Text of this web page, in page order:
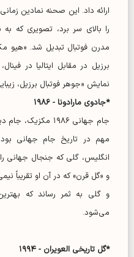
ارائه داد. این صحنه نمادین
را بالای سر برد، تصویری که
مدرن فوتبال تبدیل شد. «هیو
برزیل در مقابل ایتالیا در
نمایش «جوهر فوتبال برزیل،
*جادوی مارادونا - ۱۹۸۶
جام جهانی ۱۹۸۶
مهم در تاریخ جام جهانی
انگلیس، گلی که جنجال جهانی را
و «گل قرن» که در آن او تقریباً
و گلی به ثمر رساند که
می‌شود.
*گل تاریخی العویران - ۱۹۹۴